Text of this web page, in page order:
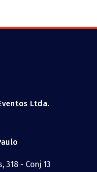
Ltda.
318 - Conj 13